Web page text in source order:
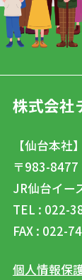
株式会社
【仙台本社】
〒983-8477
JR仙台イー
TEL : 022-
FAX : 022-
個人情報保